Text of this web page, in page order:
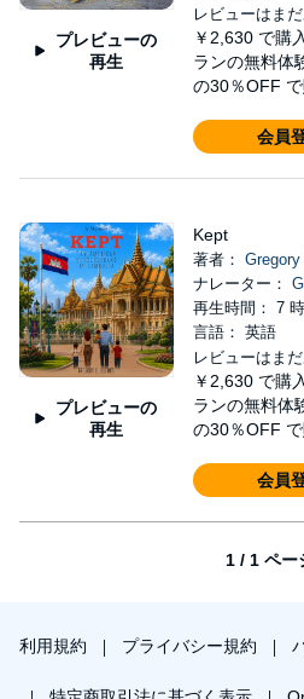
プレビューの
再生
レビューはまだ
￥2,630 で購
ランの無料体
の30％OFF
会員
プレビューの
再生
Kept
著者：
ナレーター：
再生時間： 7
言語： 英語
レビューはまだ
￥2,630 で購
ランの無料体
の30％OFF
会員
1 / 1 ペー
利用規約 プライバシー規約